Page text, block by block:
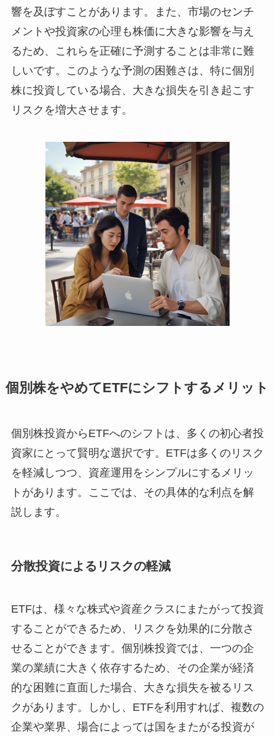
響を及ぼすことがあります。また、市場のセンチ
メントや投資家の心理も株価に大きな影響を与え
るため、これらを正確に予測することは非常に難
しいです。このような予測の困難さは、特に個別
株に投資している場合、大きな損失を引き起こす
リスクを増大させます。
個別株をやめてETFにシフトするメリット
個別株投資からETFへのシフトは、多くの初心者投
資家にとって賢明な選択です。ETFは多くのリスク
を軽減しつつ、資産運用をシンプルにするメリッ
トがあります。ここでは、その具体的な利点を解
説します。
分散投資によるリスクの軽減
ETFは、様々な株式や資産クラスにまたがって投資
することができるため、リスクを効果的に分散さ
せることができます。個別株投資では、一つの企
業の業績に大きく依存するため、その企業が経済
的な困難に直面した場合、大きな損失を被るリス
クがあります。しかし、ETFを利用すれば、複数の
企業や業界、場合によっては国をまたがる投資が